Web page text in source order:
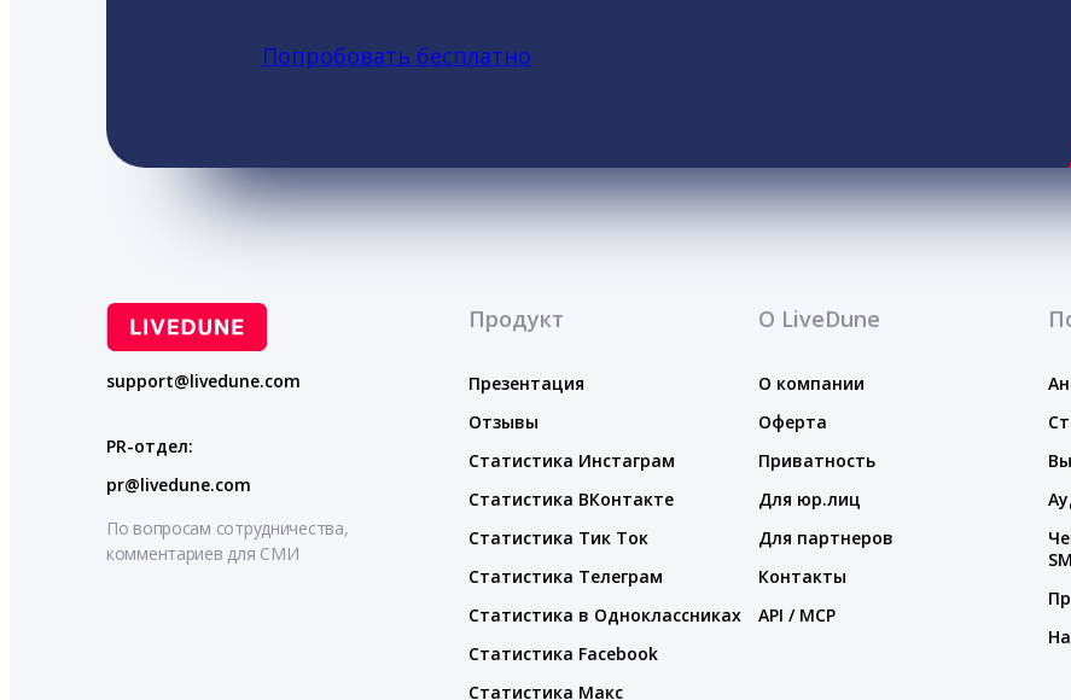
Попробовать бесплатно
support@livedune.com
PR-отдел:
pr@livedune.com
По вопросам сотрудничества,
комментариев для СМИ
Продукт
Презентация
Отзывы
Статистика Инстаграм
Статистика ВКонтакте
Статистика Тик Ток
Статистика Телеграм
Статистика в Одноклассниках
Статистика Facebook
Статистика Макс
О LiveDune
О компании
Оферта
Приватность
Для юр.лиц
Для партнеров
Контакты
API / MCP